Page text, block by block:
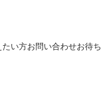
い方お問い合わせお待ち